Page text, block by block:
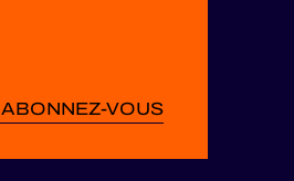
ABONNEZ-VOUS